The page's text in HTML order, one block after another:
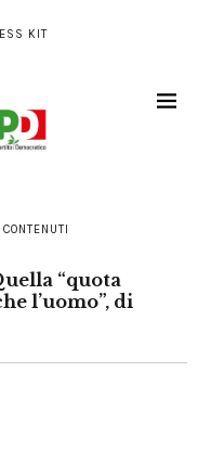
KIT
“quota
l’uomo”, di